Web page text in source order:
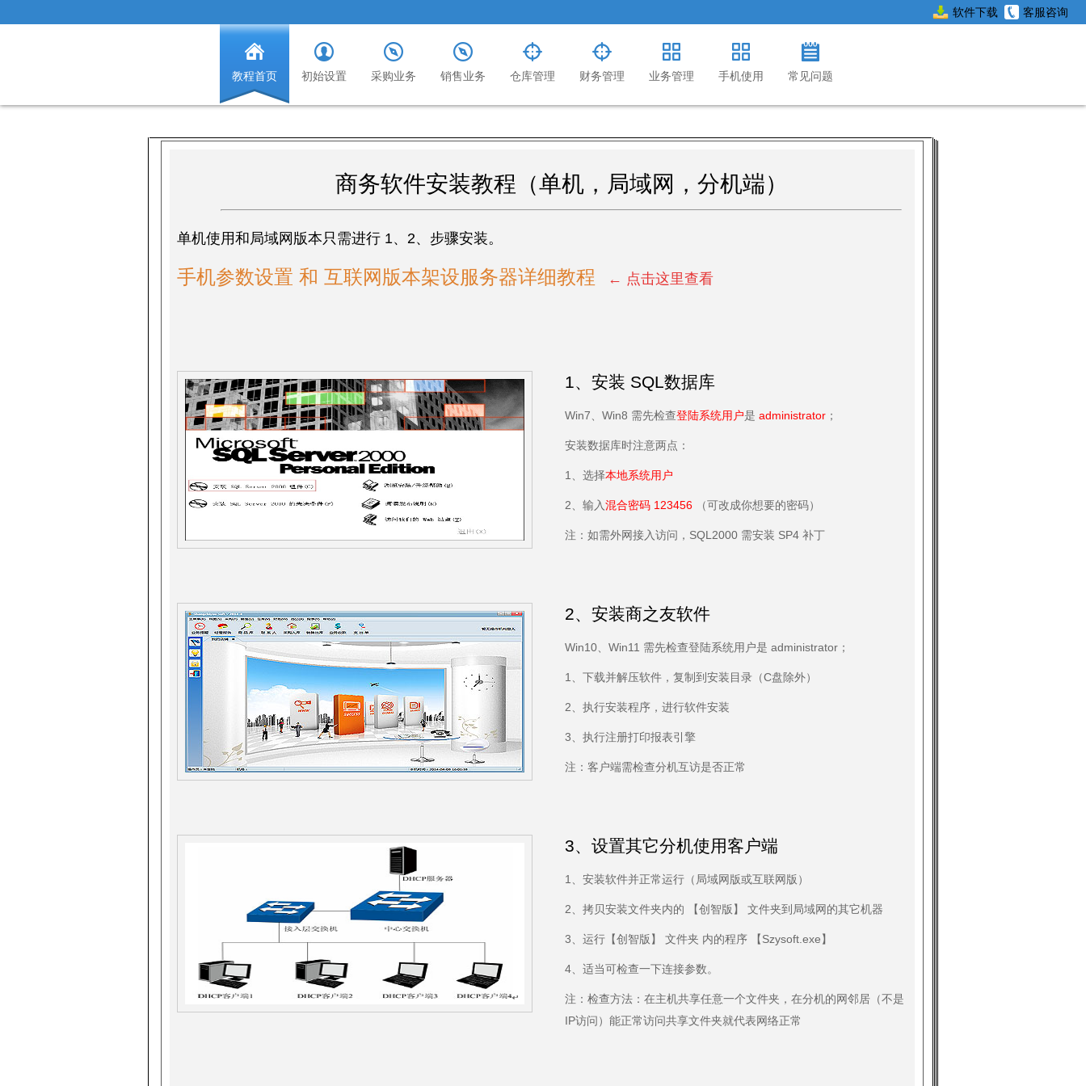
客服咨询
软件下载
教程首页 初始设置 采购业务 销售业务 仓库管理 财务管理 业务管理 手机使用 常见问题
商务软件安装教程（单机，局域网，分机端）
单机使用和局域网版本只需进行 1、2、步骤安装。
手机参数设置 和 互联网版本架设服务器详细教程 ← 点击这里查看
1、安装 SQL数据库
Win7、Win8 需先检查登陆系统用户是 administrator ；
安装数据库时注意两点：
1、选择本地系统用户
2、输入混合密码 123456 （可改成你想要的密码）
注：如需外网接入访问，SQL2000 需安装 SP4 补丁
2、安装商之友软件
Win10、Win11 需先检查登陆系统用户是 administrator；
1、下载并解压软件，复制到安装目录（C盘除外）
2、执行安装程序，进行软件安装
3、执行注册打印报表引擎
注：客户端需检查分机互访是否正常
3、设置其它分机使用客户端
1、安装软件并正常运行（局域网版或互联网版）
2、拷贝安装文件夹内的 【创智版】 文件夹到局域网的其它机器
3、运行【创智版】 文件夹 内的程序 【Szysoft.exe】
4、适当可检查一下连接参数。
注：检查方法：在主机共享任意一个文件夹，在分机的网邻居（不是
IP访问）能正常访问共享文件夹就代表网络正常